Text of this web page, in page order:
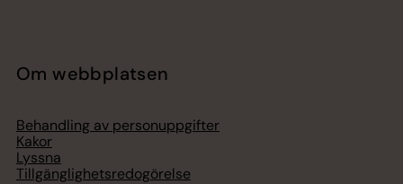
Om webbplatsen
Behandling av personuppgifter
Kakor
Lyssna
Tillgänglighetsredogörelse